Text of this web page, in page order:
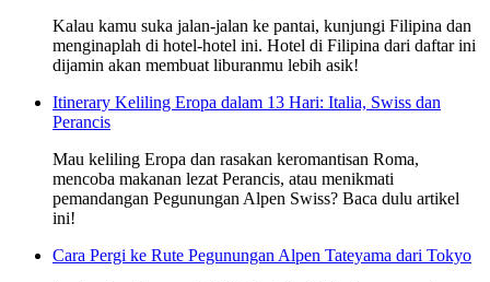
Kalau kamu suka jalan-jalan ke pantai, kunjungi Filipina dan
menginaplah di hotel-hotel ini. Hotel di Filipina dari daftar ini
dijamin akan membuat liburanmu lebih asik!
Itinerary Keliling Eropa dalam 13 Hari: Italia, Swiss dan
Perancis
Mau keliling Eropa dan rasakan keromantisan Roma,
mencoba makanan lezat Perancis, atau menikmati
pemandangan Pegunungan Alpen Swiss? Baca dulu artikel
ini!
Cara Pergi ke Rute Pegunungan Alpen Tateyama dari Tokyo